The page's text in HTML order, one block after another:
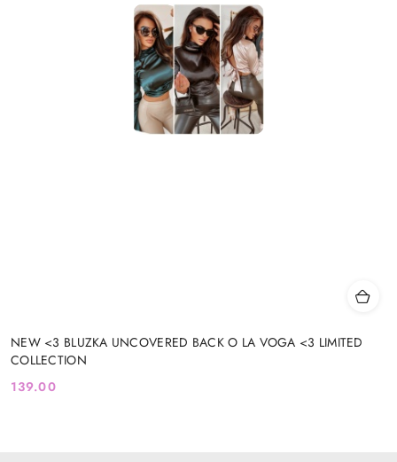
NEW <3 BLUZKA UNCOVERED BACK O LA VOGA <3 LIMITED
COLLECTION
Cena:
139.00